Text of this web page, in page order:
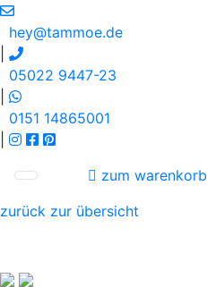
hey@tammoe.de
05022 9447-23
0151 14865001
zum warenkorb
zurück zur übersicht